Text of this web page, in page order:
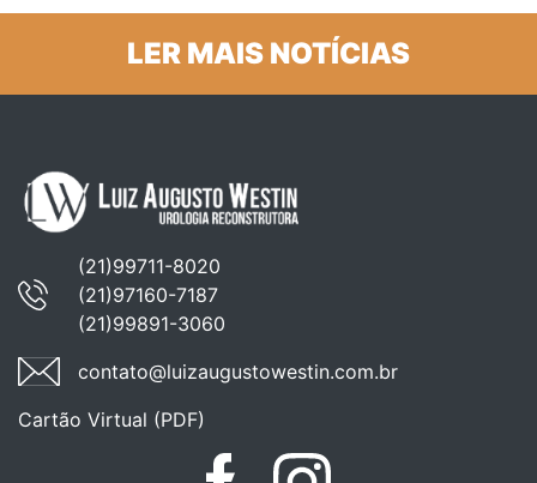
LER MAIS NOTÍCIAS
(21)99711-8020
(21)97160-7187
(21)99891-3060
contato@luizaugustowestin.com.br
Cartão Virtual (PDF)
FacebookInstagram